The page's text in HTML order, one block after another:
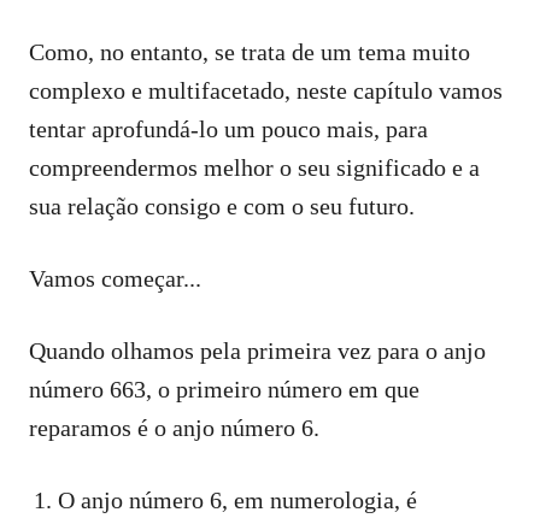
Como, no entanto, se trata de um tema muito
complexo e multifacetado, neste capítulo vamos
tentar aprofundá-lo um pouco mais, para
compreendermos melhor o seu significado e a
sua relação consigo e com o seu futuro.
Vamos começar...
Quando olhamos pela primeira vez para o anjo
número 663, o primeiro número em que
reparamos é o anjo número 6.
O anjo número 6, em numerologia, é